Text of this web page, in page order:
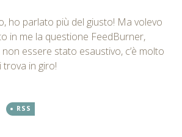
ho parlato più del giusto! Ma volevo
in me la questione FeedBurner,
essere stato esaustivo, c’è molto
in giro!
RSS